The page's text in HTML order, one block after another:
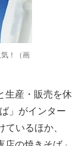
！（画
生産・販売を休
」がインター
いるほか、